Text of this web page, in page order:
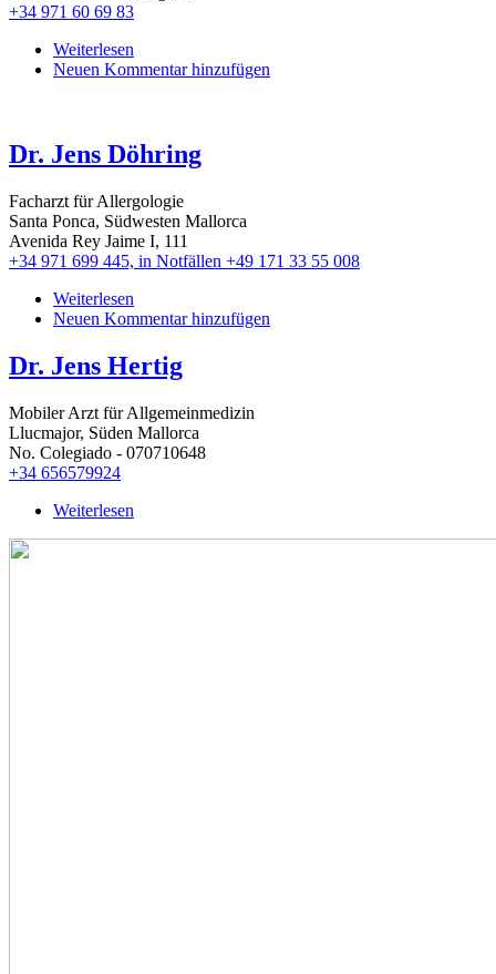
+34 971 60 69 83
Weiterlesen
Dr.
Neuen Kommentar hinzufügen
Dr. Jens Döhring
Facharzt für Allergologie
Santa Ponca, Südwesten Mallorca
Avenida Rey Jaime I, 111
+34 971 699 445, in Notfällen +49 171 33 55 008
Weiterlesen
Dr.
Döhring
Neuen Kommentar hinzufügen
Dr. Jens Hertig
Mobiler Arzt für Allgemeinmedizin
Llucmajor, Süden Mallorca
No. Colegiado - 070710648
+34 656579924
Weiterlesen